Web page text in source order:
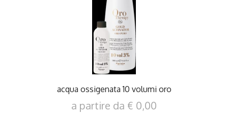
DETTAGLI
acqua ossigenata 10 volumi oro
a partire da € 0,00